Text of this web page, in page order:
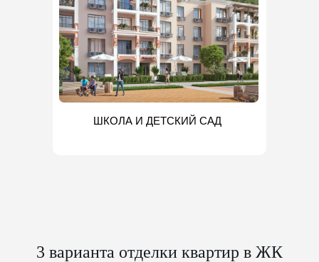
ШКОЛА И ДЕТСКИЙ САД
3 варианта отделки квартир в ЖК